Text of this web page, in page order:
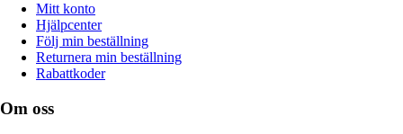
Mitt konto
Hjälpcenter
Följ min beställning
Returnera min beställning
Rabattkoder
Om oss